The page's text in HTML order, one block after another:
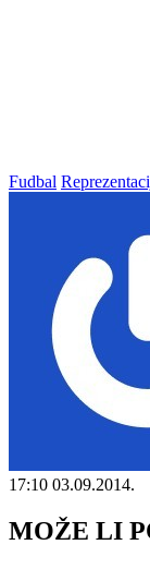
Fudbal
17:10 03.09.2014.
MOŽE LI